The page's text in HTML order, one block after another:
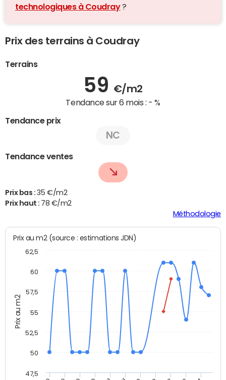
technologiques à Coudray?
Prix des terrains à Coudray
Terrains
59 €/m2
Tendance sur 6 mois : - %
Tendance prix
NC
Tendance ventes
Prix bas : 35 €/m2
Prix haut : 78 €/m2
Méthodologie
Prix au m2
Prix au m2 (source : estimations JDN)
47,5
50
52,5
55
57,5
60
62,5